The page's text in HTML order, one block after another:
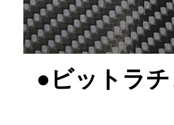
●ビットラ